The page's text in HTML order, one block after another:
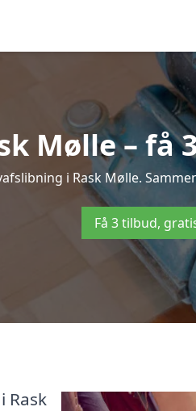
Mølle –
i Rask Mølle.
Få 3 tilbud,
Rask